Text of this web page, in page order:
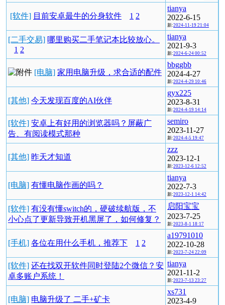
[软件] 目前安卓最牛的分身软件 1 2
tianya
2022-6-15
新:2024-11-19 21:04
[二手交易] 哪里购买二手笔记本比较放心。
1 2
tianya
2021-9-3
新:2024-6-24 00:52
[电脑] 家用电脑升级，求合适的配件
bbggbb
2024-4-27
新:2024-4-29 10:46
[其他] 今天发现百度的AI伙伴
gyx225
2023-8-31
新:2024-4-19 14:14
[软件] 安卓上有好用的浏览器吗？屏蔽广
告、有阅读模式那种
semiro
2023-11-27
新:2024-4-5 19:47
[其他] 昨天才知道
zzz
2023-12-1
新:2023-12-6 12:52
[电脑] 有懂电脑作画的吗？
tianya
2022-7-3
新:2023-12-1 14:42
[软件] 有没有懂switch的，硬破续航版，不
小心点了更新导致开机黑屏了，如何修复？
启阳宝宝
2023-7-25
新:2023-8-1 18:17
[手机] 各位在用什么手机，推荐下 1 2
a19791010
2022-10-28
新:2023-7-24 22:09
[软件] 还在找双开软件同时登陆2个微信？安
卓多账户系统！
tianya
2021-11-2
新:2023-7-13 23:27
[电脑] 电脑升级了 二手+矿卡
xs731
2023-4-9